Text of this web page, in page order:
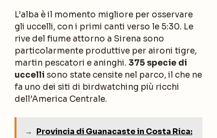
L’alba è il momento migliore per osservare
gli uccelli, con i primi canti verso le 5:30. Le
rive del fiume attorno a Sirena sono
particolarmente produttive per aironi tigre,
martin pescatori e aninghi. 375 specie di
uccelli sono state censite nel parco, il che ne
fa uno dei siti di birdwatching più ricchi
dell’America Centrale.
→ Provincia di Guanacaste in Costa Rica: